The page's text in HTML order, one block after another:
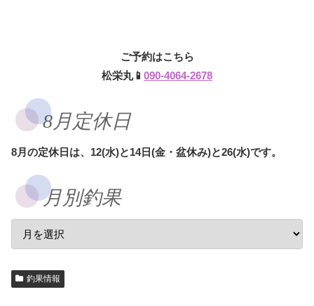
ご予約はこちら
松栄丸📱 090-4064-2678
8月定休日
8月の定休日は、12(水)と14日(金・盆休み)と26(水)です。
月別釣果
釣果情報